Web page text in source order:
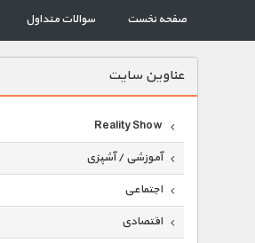
صفحه نخست سوالات متداول
عناوين سايت
Reality Show
آموزشی / آشپزی
اجتماعی
اقتصادی